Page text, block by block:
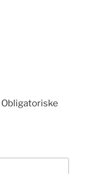
Obligatoriske